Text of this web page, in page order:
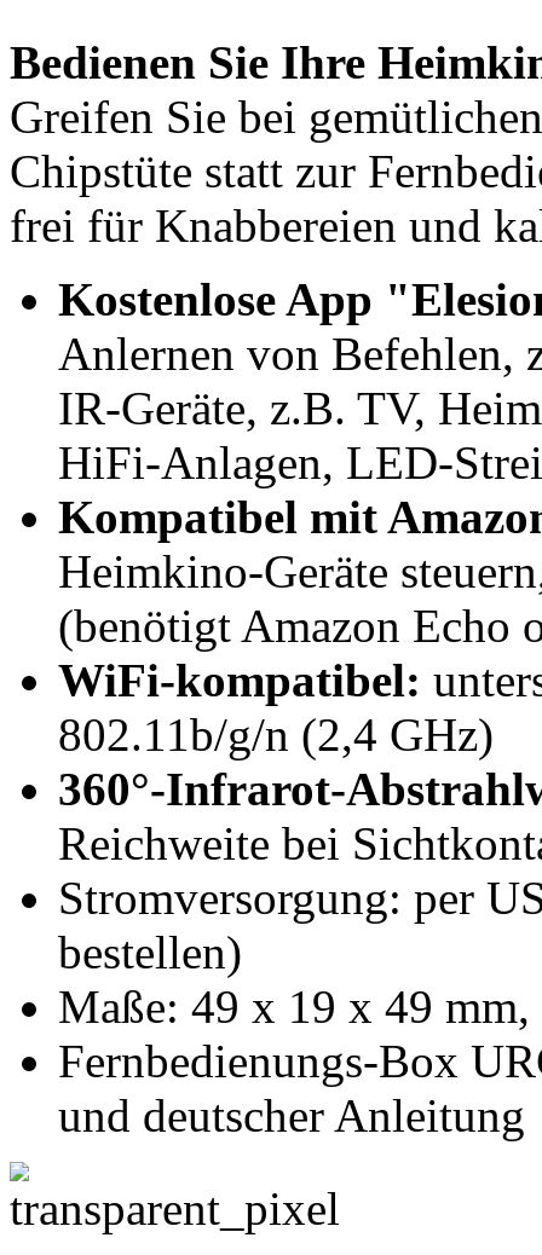
Bedienen Sie Ihre
Greifen Sie bei
Chipstüte statt zur
frei für Knabbereien und
Kostenlose App
Anlernen von Befehlen,
IR-Geräte, z.B. TV,
HiFi-Anlagen, LED-
Kompatibel mit
Heimkino-Geräte
(benötigt Amazon Echo
WiFi-kompatibel:
802.11b/g/n (2,4 GHz)
360°-Infrarot-
Reichweite bei
Stromversorgung: per
bestellen)
Maße: 49 x 19 x 49
Fernbedienungs-Box
und deutscher Anleitung